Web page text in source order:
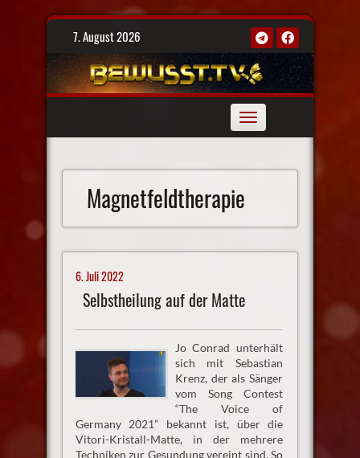
Skip
7. August 2026
Toggle
navigation
Magnetfeldtherapie
6. Juli 2022
Selbstheilung auf der Matte
Jo Conrad unterhält
sich mit Sebastian
Krenz, der als Sänger
vom Song Contest
“The Voice of
Germany 2021” bekannt ist, über die
Vitori-Kristall-Matte, in der mehrere
Techniken zur Gesundung vereint sind. So